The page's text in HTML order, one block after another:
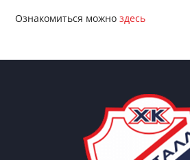
Ознакомиться можноздесь